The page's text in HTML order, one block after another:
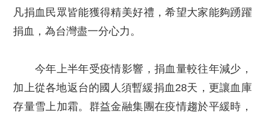
凡捐血民眾皆能獲得精美好禮，希望大家能夠踴躍
捐血，為台灣盡一分心力。
今年上半年受疫情影響，捐血量較往年減少，
加上從各地返台的國人須暫緩捐血28天，更讓血庫
存量雪上加霜。群益金融集團在疫情趨於平緩時，